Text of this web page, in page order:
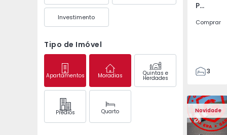
Investimento
Tipo de Imóvel
Apartamentos Moradias Quintas e
Herdades
Prédios Quarto
Póvoa de Varzim, Beiriz e Argivai, Porto
Comprar
3
138
153
2
Novidade
Apartamento T2